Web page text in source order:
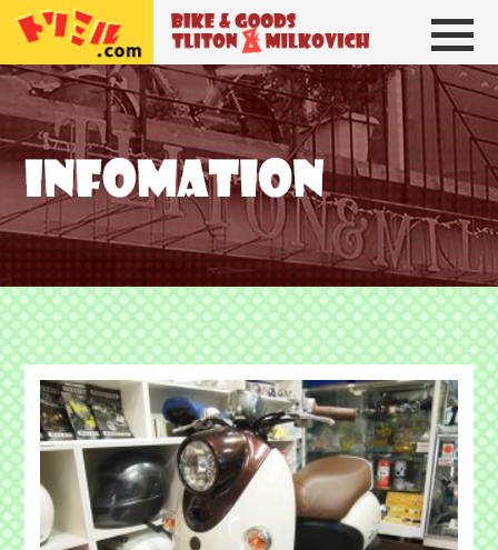
トリトン＆ミルコビッチ BIKE＆